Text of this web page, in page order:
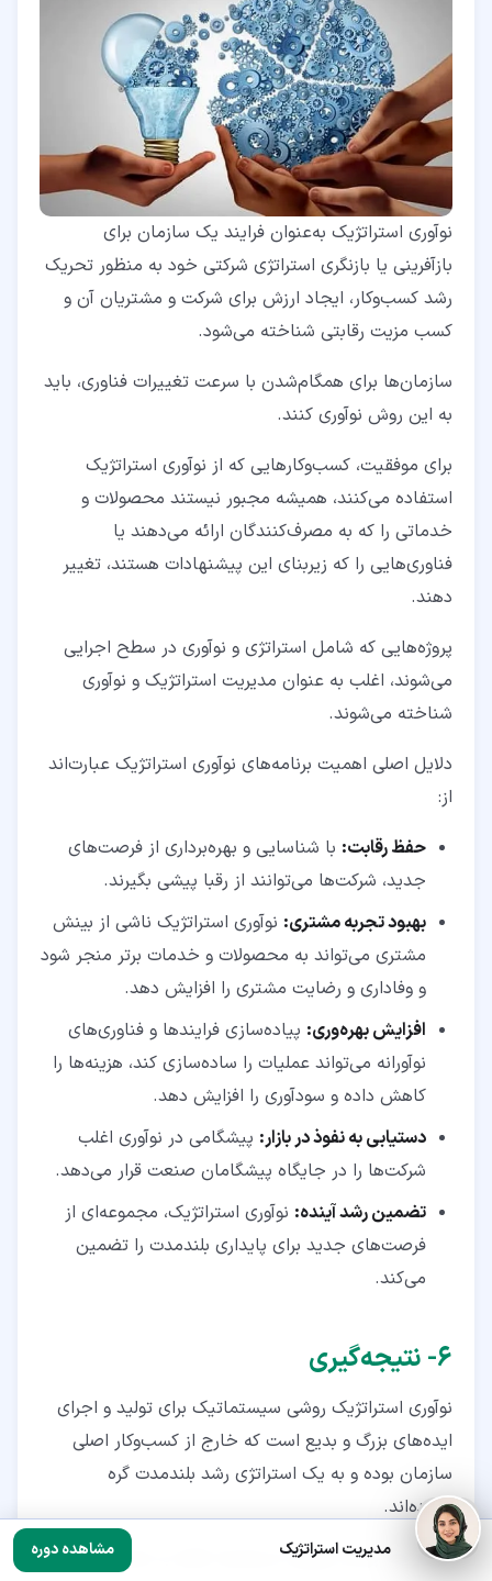
نوآوری استراتژیک به‌عنوان فرایند یک سازمان برای
بازآفرینی یا بازنگری استراتژی شرکتی خود به‌ منظور تحریک
رشد کسب‌وکار، ایجاد ارزش برای شرکت و مشتریان آن و
کسب مزیت رقابتی شناخته می‌شود.
سازمان‌ها برای همگام‌شدن با سرعت تغییرات فناوری، باید
به این روش نوآوری کنند.
برای موفقیت، کسب‌وکارهایی که از نوآوری استراتژیک
استفاده می‌کنند، همیشه مجبور نیستند محصولات و
خدماتی را که به مصرف‌کنندگان ارائه می‌دهند یا
فناوری‌هایی را که زیربنای این پیشنهادات هستند، تغییر
دهند.
پروژه‌هایی که شامل استراتژی و نوآوری در سطح اجرایی
می‌شوند، اغلب به‌ عنوان مدیریت استراتژیک و نوآوری
شناخته می‌شوند.
دلایل اصلی اهمیت برنامه‌های نوآوری استراتژیک عبارت‌اند
از:
حفظ رقابت: با شناسایی و بهره‌برداری از فرصت‌های
جدید، شرکت‌ها می‌توانند از رقبا پیشی بگیرند.
بهبود تجربه مشتری: نوآوری استراتژیک ناشی از بینش
مشتری می‌تواند به محصولات و خدمات برتر منجر شود
و وفاداری و رضایت مشتری را افزایش دهد.
افزایش بهره‌وری: پیاده‌سازی فرایندها و فناوری‌های
نوآورانه می‌تواند عملیات را ساده‌سازی کند، هزینه‌ها را
کاهش داده و سودآوری را افزایش دهد.
دستیابی به نفوذ در بازار: پیشگامی در نوآوری اغلب
شرکت‌ها را در جایگاه پیشگامان صنعت قرار می‌دهد.
تضمین رشد آینده: نوآوری استراتژیک، مجموعه‌ای از
فرصت‌های جدید برای پایداری بلندمدت را تضمین
می‌کند.
۶‏- نتیجه‌گیری
نوآوری استراتژیک روشی سیستماتیک برای تولید و اجرای
ایده‌های بزرگ و بدیع است که خارج از کسب‌وکار اصلی
سازمان بوده و به یک استراتژی رشد بلندمدت گره
خورده‌اند.
ایجاد یک برنامه نوآوری استراتژیک فقط به معنای تولید
مدیریت استراتژیک مشاهده دوره